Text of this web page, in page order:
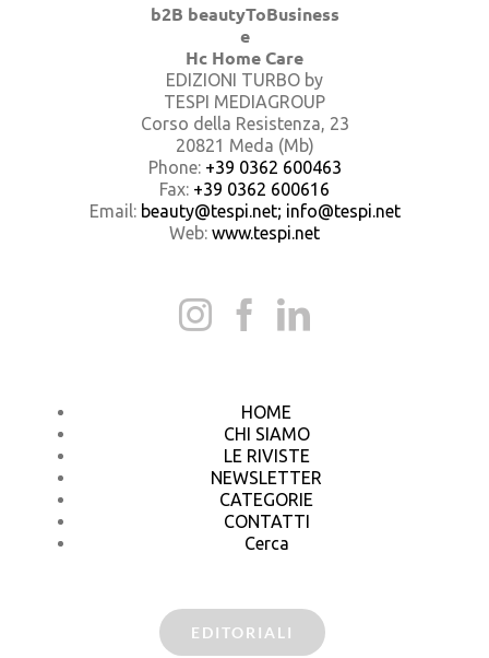
b2B beautyToBusiness
e
Hc Home Care
EDIZIONI TURBO by
TESPI MEDIAGROUP
Corso della Resistenza, 23
20821 Meda (Mb)
Phone: +39 0362 600463
Fax: +39 0362 600616
Email: beauty@tespi.net; info@tespi.net
Web: www.tespi.net
HOME
CHI SIAMO
LE RIVISTE
NEWSLETTER
CATEGORIE
CONTATTI
Cerca
EDITORIALI